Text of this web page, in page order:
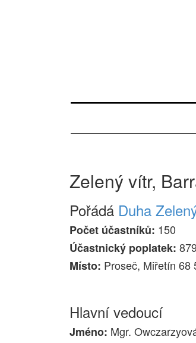
Zelený vítr,
Pořádá Duha
Počet účastníků: 150
Účastnický poplatek:
Místo: Proseč, Miřetín 68
Hlavní vedoucí
Jméno: Mgr.